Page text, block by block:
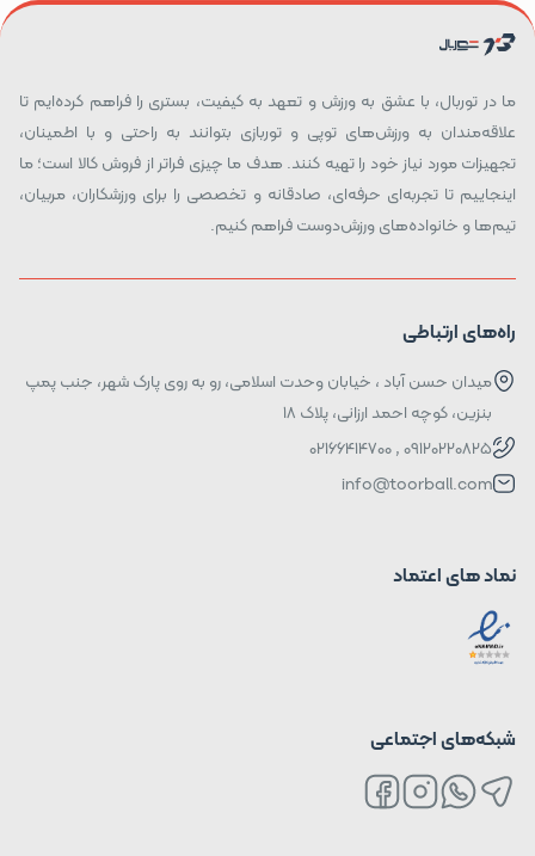
ما در توربال، با عشق به ورزش و تعهد به کیفیت، بستری را فراهم کرده‌ایم تا
علاقه‌مندان به ورزش‌های توپی و توربازی بتوانند به راحتی و با اطمینان،
تجهیزات مورد نیاز خود را تهیه کنند. هدف ما چیزی فراتر از فروش کالا است؛ ما
اینجاییم تا تجربه‌ای حرفه‌ای، صادقانه و تخصصی را برای ورزشکاران، مربیان،
تیم‌ها و خانواده‌های ورزش‌دوست فراهم کنیم.
راه‌های ارتباطی
میدان حسن آباد ، خیابان وحدت اسلامی، رو به روی پارک شهر، جنب پمپ
بنزین، کوچه احمد ارزانی، پلاک ۱۸
09120220825 , 02166414700
info@toorball.com
نماد های اعتماد
شبکه‌های اجتماعی